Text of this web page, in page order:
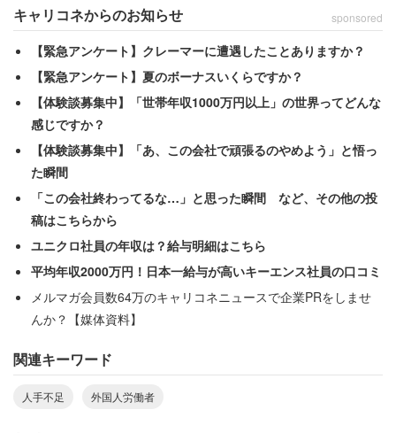
い」も39.7％に上った。
一方、「よくない」と考えている217人に理由を複数回答
で聞いたところ、「まずは日本人の雇用を優先すべきであ
る」が61.8％、「日本人の雇用・労働条件、働き方にマイ
ナスの影響があるから」が45.6％だった。「日本人が就き
たがらない仕事に活用すればよいという考えはよくない」
も30％いた。
キャリコネからのお知らせ sponsored
【緊急アンケート】クレーマーに遭遇したことありますか？
【緊急アンケート】夏のボーナスいくらですか？
【体験談募集中】「世帯年収1000万円以上」の世界ってどんな
感じですか？
【体験談募集中】「あ、この会社で頑張るのやめよう」と悟っ
た瞬間
「この会社終わってるな…」と思った瞬間 など、その他の投
稿はこちらから
ユニクロ社員の年収は？給与明細はこちら
平均年収2000万円！日本一給与が高いキーエンス社員の口コミ
メルマガ会員数64万のキャリコネニュースで企業PRをしませ
んか？【媒体資料】
関連キーワード
人手不足 外国人労働者